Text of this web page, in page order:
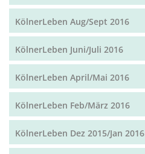
KölnerLeben Aug/Sept 2016
KölnerLeben Juni/Juli 2016
KölnerLeben April/Mai 2016
KölnerLeben Feb/März 2016
KölnerLeben Dez 2015/Jan 2016